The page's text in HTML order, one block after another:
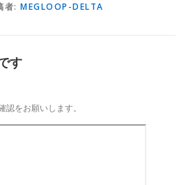
者: MEGLOOP-DELTA
す
をお願いします。